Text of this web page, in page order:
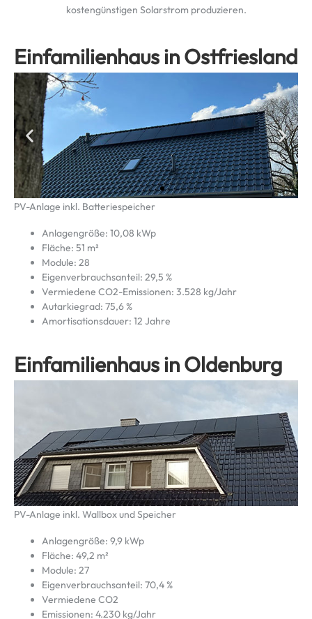
kostengünstigen Solarstrom produzieren.
Einfamilienhaus in Ostfriesland
PV-Anlage inkl. Batteriespeicher
Anlagengröße: 10,08 kWp
Fläche: 51 m²
Module: 28
Eigenverbrauchsanteil: 29,5 %
Vermiedene CO2-Emissionen: 3.528 kg/Jahr
Autarkiegrad: 75,6 %
Amortisationsdauer: 12 Jahre
Einfamilienhaus in Oldenburg
PV-Anlage inkl. Wallbox und Speicher
Anlagengröße: 9,9 kWp
Fläche: 49,2 m²
Module: 27
Eigenverbrauchsanteil: 70,4 %
Vermiedene CO2
Emissionen: 4.230 kg/Jahr